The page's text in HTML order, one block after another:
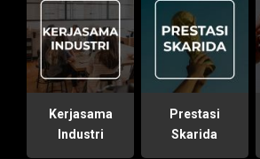
Kerjasama
Industri
Prestasi
Skarida